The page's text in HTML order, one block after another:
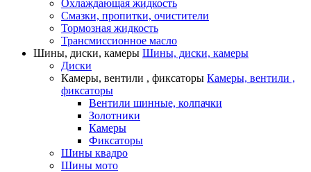
Охлаждающая жидкость
Смазки, пропитки, очистители
Тормозная жидкость
Трансмиссионное масло
Шины, диски, камеры Шины, диски, камеры
Диски
Камеры, вентили , фиксаторы Камеры, вентили ,
фиксаторы
Вентили шинные, колпачки
Золотники
Камеры
Фиксаторы
Шины квадро
Шины мото